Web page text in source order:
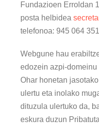
Fundazioen Erroldan
posta helbidea
telefonoa: 945 064
Webgune hau
edozein azpi-
Ohar honetan
ulertu eta inolako
dituzula ulertuko da,
eskura duzun